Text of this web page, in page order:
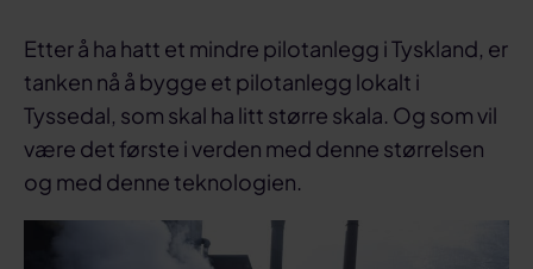
Etter å ha hatt et mindre pilotanlegg i Tyskland, er
tanken nå å bygge et pilotanlegg lokalt i
Tyssedal, som skal ha litt større skala. Og som vil
være det første i verden med denne størrelsen
og med denne teknologien.